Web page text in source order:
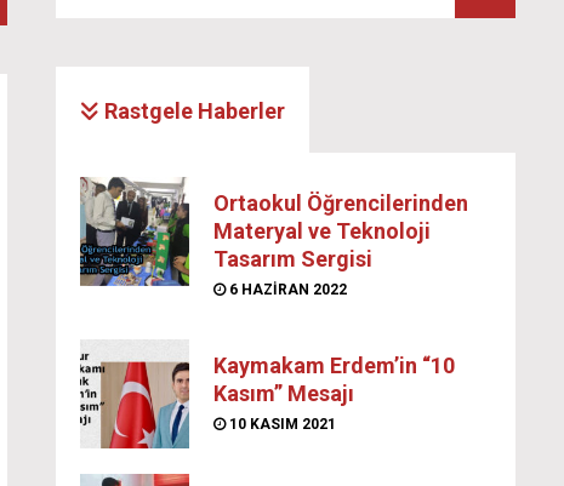
Rastgele Haberler
Ortaokul Öğrencilerinden
Materyal ve Teknoloji
Tasarım Sergisi
6 HAZIRAN 2022
Kaymakam Erdem’in “10
Kasım” Mesajı
10 KASIM 2021